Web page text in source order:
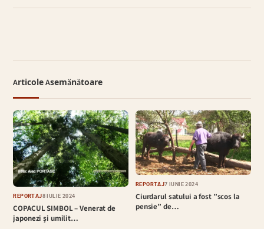
Articole Asemănătoare
REPORTAJ8 IULIE 2024
COPACUL SIMBOL – Venerat de
japonezi și umilit…
REPORTAJ7 IUNIE 2024
Ciurdarul satului a fost ”scos la
pensie” de…